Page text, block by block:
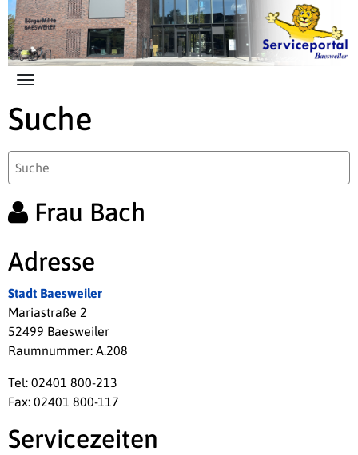
Zum Hauptinhalt springen
Suche
Frau Bach
Adresse
Stadt Baesweiler
Mariastraße 2
52499 Baesweiler
Raumnummer: A.208
Tel: 02401 800-213
Fax: 02401 800-117
Servicezeiten